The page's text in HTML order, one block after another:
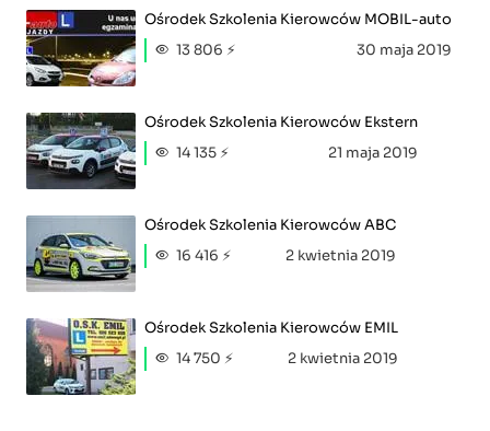
Ośrodek Szkolenia Kierowców MOBIL-auto
13 806 ⚡
30 maja 2019
Ośrodek Szkolenia Kierowców Ekstern
14 135 ⚡
21 maja 2019
Ośrodek Szkolenia Kierowców ABC
16 416 ⚡
2 kwietnia 2019
Ośrodek Szkolenia Kierowców EMIL
14 750 ⚡
2 kwietnia 2019